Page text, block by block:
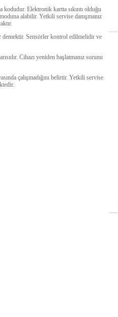
Elektronik kartta sıkıntı olduğu
alabilir. Yetkili servise danışmanız
demektir. Sensörler kontrol edilmelidir ve
Cihazı yeniden başlatmanız sorunu
çalışmadığını belirtir. Yetkili servise